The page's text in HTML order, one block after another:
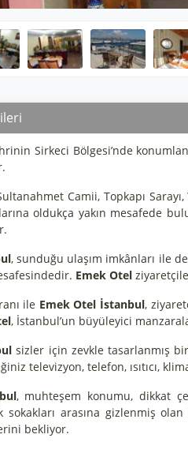
Sirkeci Bölgesi’nde
Camii, Topkapı
oldukça yakın mesafede
, sunduğu ulaşım imkânları ile
Emek Otel
ile Emek Otel İstanbul,
, İstanbul’un büyüleyici
sizler için zevkle tasarlanmış
televizyon, telefon, ısıtıcı,
, muhteşem konumu, dikkat
sokakları arasına gizlenmiş olan
bekliyor.